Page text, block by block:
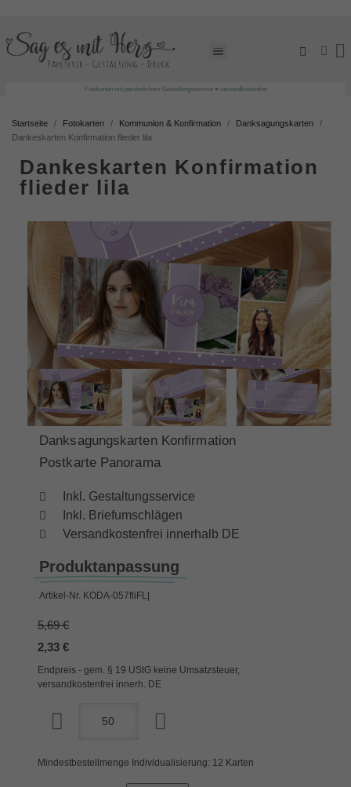
Fotokarten mit persönlichem Gestaltungsservice ♥ versandkostenfrei
Startseite Fotokarten Kommunion & Konfirmation
Danksagungskarten
Dankeskarten Konfirmation flieder lila
Dankeskarten Konfirmation
flieder lila
Danksagungskarten Konfirmation
Postkarte Panorama
Inkl. Gestaltungsservice
Inkl. Briefumschlägen
Versandkostenfrei innerhalb DE
Produktanpassung
Artikel-Nr. KODA-057fliFL|
5,69 €
2,33 €
Endpreis - gem. § 19 UStG keine Umsatzsteuer,
versandkostenfrei innerh. DE
Mindestbestellmenge Individualisierung: 12 Karten